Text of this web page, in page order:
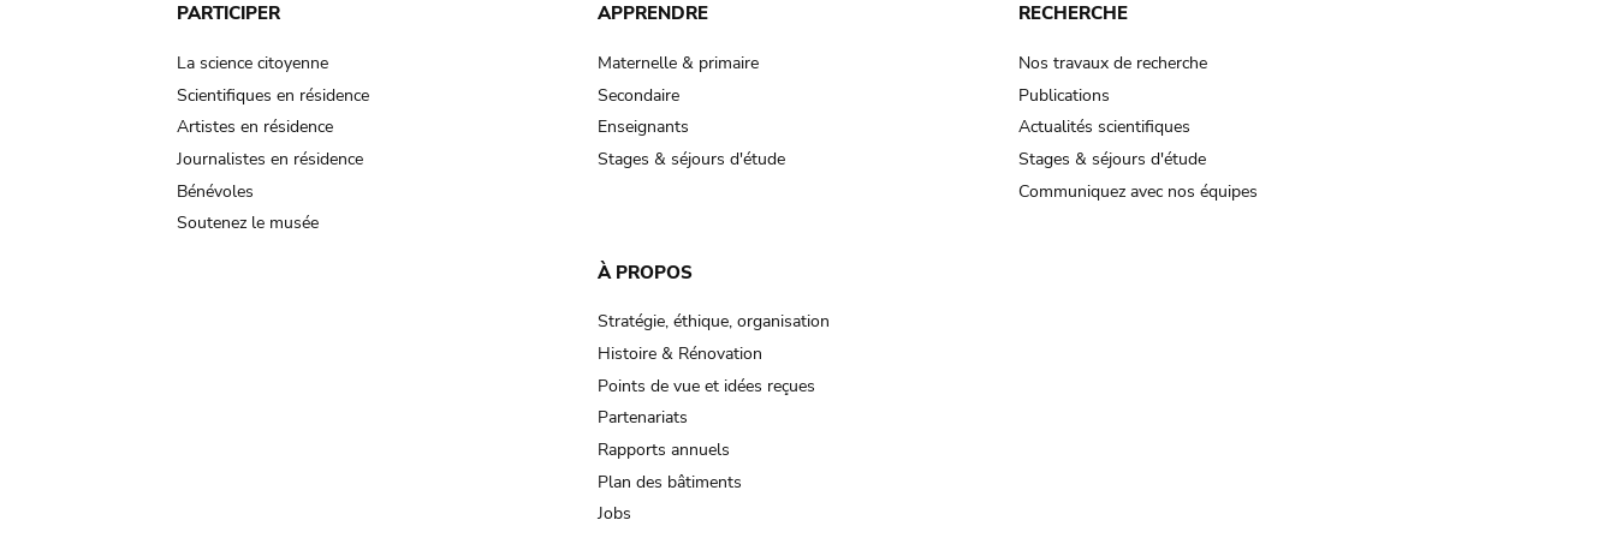
PARTICIPER
La science citoyenne
Scientifiques en résidence
Artistes en résidence
Journalistes en résidence
Bénévoles
Soutenez le musée
APPRENDRE
Maternelle & primaire
Secondaire
Enseignants
Stages & séjours d'étude
RECHERCHE
Nos travaux de recherche
Publications
Actualités scientifiques
Stages & séjours d'étude
Communiquez avec nos équipes
À PROPOS
Stratégie, éthique, organisation
Histoire & Rénovation
Points de vue et idées reçues
Partenariats
Rapports annuels
Plan des bâtiments
Jobs